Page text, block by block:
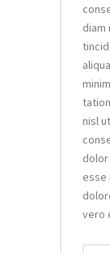
diam
nisl
esse
vero